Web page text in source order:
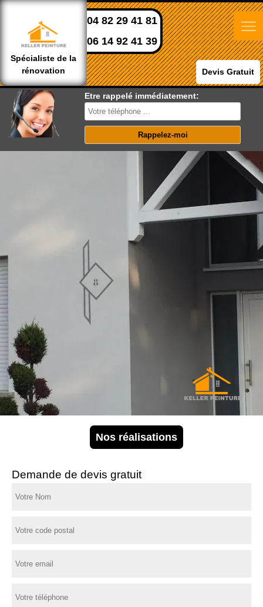
Spécialiste de la
rénovation
04 82 29 41 81
06 14 92 41 39
Devis Gratuit
Etre rappelé immédiatement:
Nos réalisations
Demande de devis gratuit